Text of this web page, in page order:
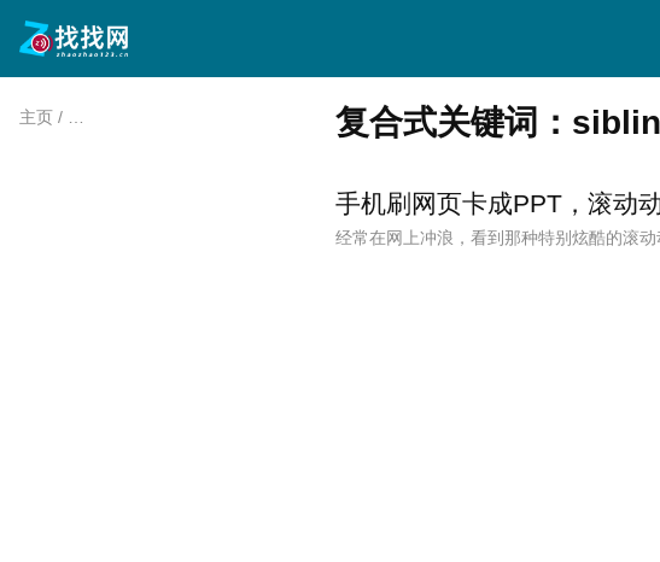
主页 / 复合式关键词：sibling-index实现文本漩涡效果 /
复合式关键词：
手机刷网页卡成PPT，滚动
经常在网上冲浪，看到那种特别炫酷的滚